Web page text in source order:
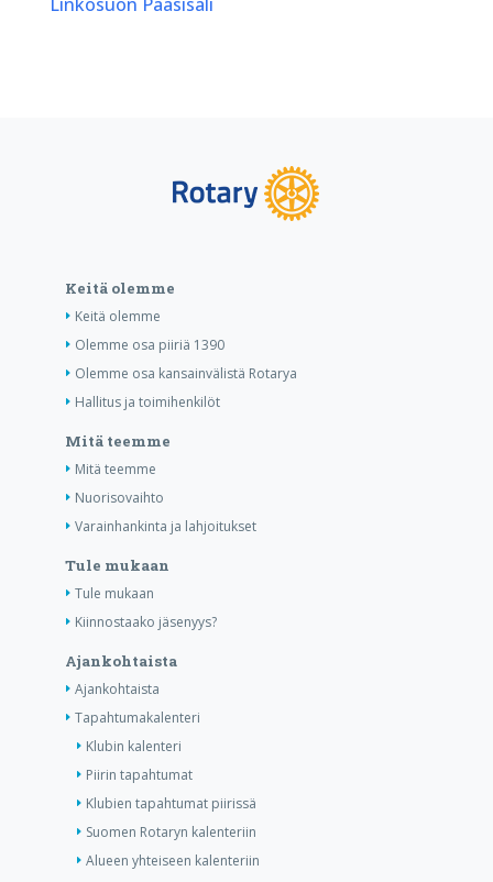
Keitä olemme
Keitä olemme
Olemme osa piiriä 1390
Olemme osa kansainvälistä Rotarya
Hallitus ja toimihenkilöt
Mitä teemme
Mitä teemme
Nuorisovaihto
Varainhankinta ja lahjoitukset
Tule mukaan
Tule mukaan
Kiinnostaako jäsenyys?
Ajankohtaista
Ajankohtaista
Tapahtumakalenteri
Klubin kalenteri
Piirin tapahtumat
Klubien tapahtumat piirissä
Suomen Rotaryn kalenteriin
Alueen yhteiseen kalenteriin